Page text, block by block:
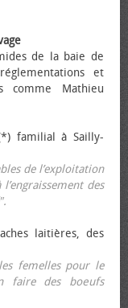
de la baie de
et
comme Mathieu
familial à Sailly-
de l’exploitation
des
laitières, des
femelles pour le
faire des bœufs